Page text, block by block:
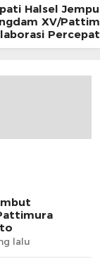
Halsel
XV/
di
lalu